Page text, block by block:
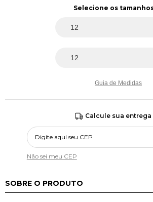
Selecione os
Guia de Medidas
Calcule sua entrega
Não sei meu CEP
SOBRE O PRODUTO